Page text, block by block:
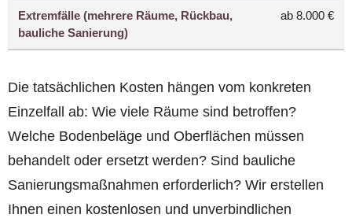
Extremfälle (mehrere Räume, Rückbau,
bauliche Sanierung)
ab 8.000 €
Die tatsächlichen Kosten hängen vom konkreten
Einzelfall ab: Wie viele Räume sind betroffen?
Welche Bodenbeläge und Oberflächen müssen
behandelt oder ersetzt werden? Sind bauliche
Sanierungsmaßnahmen erforderlich? Wir erstellen
Ihnen einen kostenlosen und unverbindlichen